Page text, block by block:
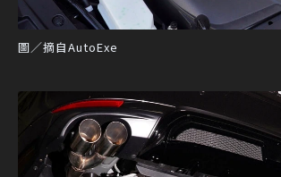
圖／摘自AutoExe